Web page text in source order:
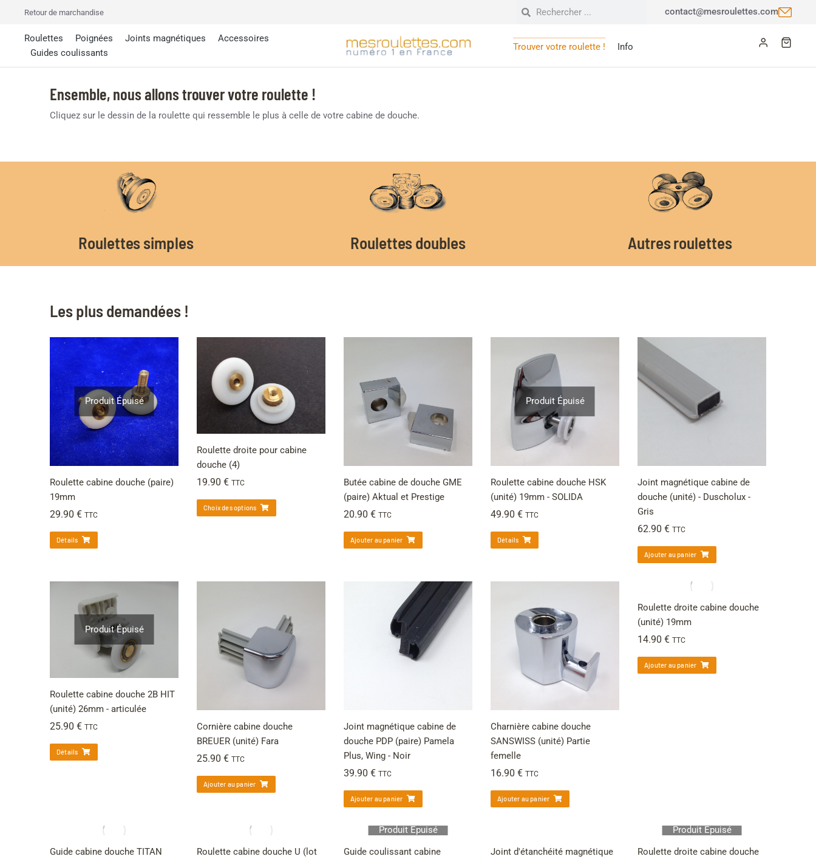
Retour de marchandise contact@mesroulettes.com
Roulettes Poignées Joints magnétiques
Accessoires
Guides coulissants
Trouver votre roulette ! Info
Ensemble, nous allons trouver votre roulette !
Cliquez sur le dessin de la roulette qui ressemble le plus à celle de votre cabine de douche.
Roulettes simples Roulettes doubles Autres roulettes
Les plus demandées !
Produit Épuisé
Roulette cabine douche (paire)
19mm
29.90 € TTC
Détails
Roulette droite pour cabine
douche (4)
19.90 € TTC
Choix des options
Butée cabine de douche GME
(paire) Aktual et Prestige
20.90 € TTC
Ajouter au panier
Produit Épuisé
Roulette cabine douche HSK
(unité) 19mm - SOLIDA
49.90 € TTC
Détails
Joint magnétique cabine de
douche (unité) - Duscholux -
Gris
62.90 € TTC
Ajouter au panier
Produit Épuisé
Roulette cabine douche 2B HIT
(unité) 26mm - articulée
25.90 € TTC
Détails
Cornière cabine douche
BREUER (unité) Fara
25.90 € TTC
Ajouter au panier
Joint magnétique cabine de
douche PDP (paire) Pamela
Plus, Wing - Noir
39.90 € TTC
Ajouter au panier
Charnière cabine douche
SANSWISS (unité) Partie
femelle
16.90 € TTC
Ajouter au panier
Roulette droite cabine douche
(unité) 19mm
14.90 € TTC
Ajouter au panier
Guide cabine douche TITAN
Roulette cabine douche U (lot
Produit Épuisé
Guide coulissant cabine
Joint d'étanchéité magnétique
Produit Épuisé
Roulette droite cabine douche